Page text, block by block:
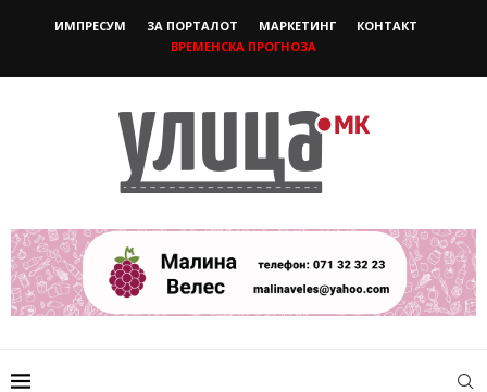
ИМПРЕСУМ ЗА ПОРТАЛОТ МАРКЕТИНГ
КОНТАКТ
ВРЕМЕНСКА ПРОГНОЗА